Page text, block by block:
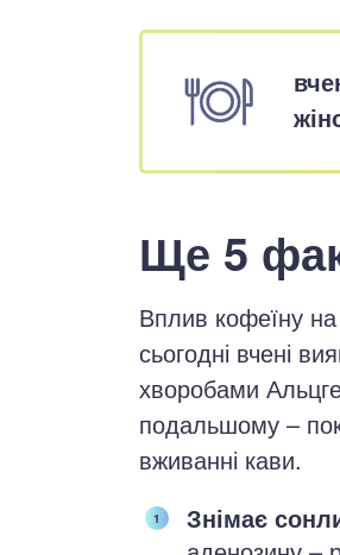
Ще 5
Вплив кофеїну
сьогодні вчені
хворобами
подальшому –
вживанні кави.
Знімає